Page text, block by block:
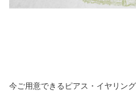
今ご用意できるピアス・イヤリン